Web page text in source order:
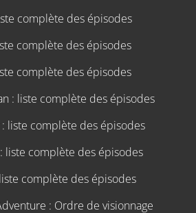
complète des épisodes
complète des épisodes
complète des épisodes
: liste complète des épisodes
: liste complète des épisodes
liste complète des épisodes
complète des épisodes
: Ordre de visionnage